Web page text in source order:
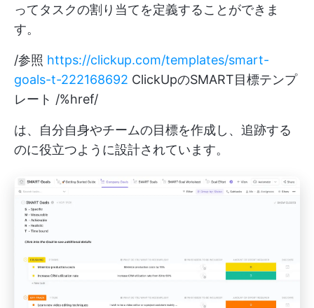
ってタスクの割り当てを定義することができま
す。
/参照 https://clickup.com/templates/smart-
goals-t-222168692 ClickUpのSMART目標テンプ
レート /%href/
は、自分自身やチームの目標を作成し、追跡する
のに役立つように設計されています。